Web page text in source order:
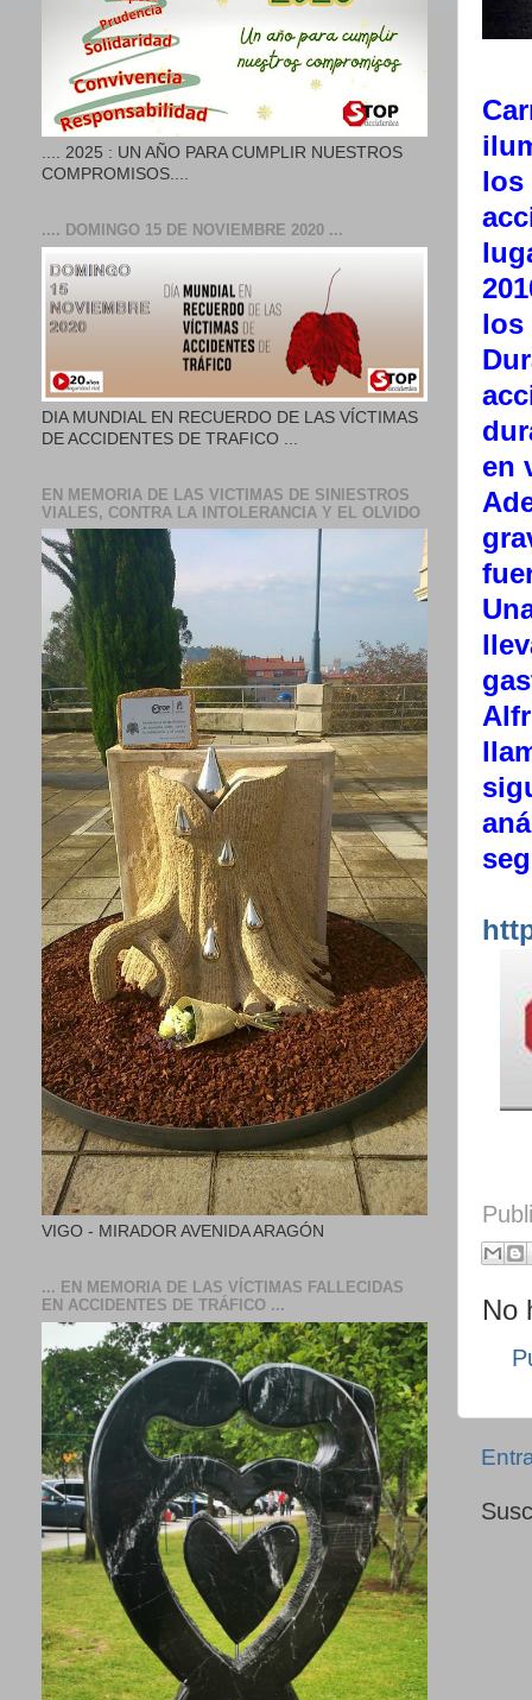
los
los
en
No
.... 2025 : UN AÑO PARA CUMPLIR NUESTROS
COMPROMISOS....
.... DOMINGO 15 DE NOVIEMBRE 2020 ...
DIA MUNDIAL EN RECUERDO DE LAS VÍCTIMAS
DE ACCIDENTES DE TRAFICO ...
EN MEMORIA DE LAS VICTIMAS DE SINIESTROS
VIALES, CONTRA LA INTOLERANCIA Y EL OLVIDO
VIGO - MIRADOR AVENIDA ARAGÓN
... EN MEMORIA DE LAS VÍCTIMAS FALLECIDAS
EN ACCIDENTES DE TRÁFICO ...